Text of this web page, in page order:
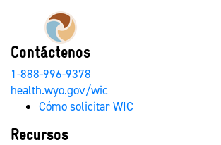
Contáctenos
1-888-996-9378
health.wyo.gov/wic
Cómo solicitar WIC
Recursos